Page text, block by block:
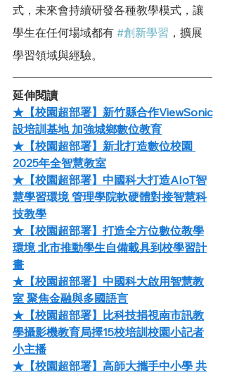
式，未來會持續研發各種教學模式，讓
學生在任何場域都有 #創新學習 ，擴展
學習領域與經驗。
延伸閱讀
★【校園超部署】新竹縣合作ViewSonic
設培訓基地 加強城鄉數位教育
★【校園超部署】新北打造數位校園
2025年全智慧教室
★【校園超部署】中國科大打造AIoT智
慧學習環境 管理學院軟硬體對接智慧科
技教學
★【校園超部署】打造全方位數位教學
環境 北市推動學生自備載具到校學習計
畫
★【校園超部署】中國科大啟用智慧教
室 聚焦金融與多國語言
★【校園超部署】比科技捐視南市訊教
學攝影機教育局擇15校培訓校園小記者
小主播
★【校園超部署】高師大攜手中小學 共